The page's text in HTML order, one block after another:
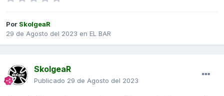
Por SkolgeaR
29 de Agosto del 2023 en EL BAR
SkolgeaR
Publicado 29 de Agosto del 2023